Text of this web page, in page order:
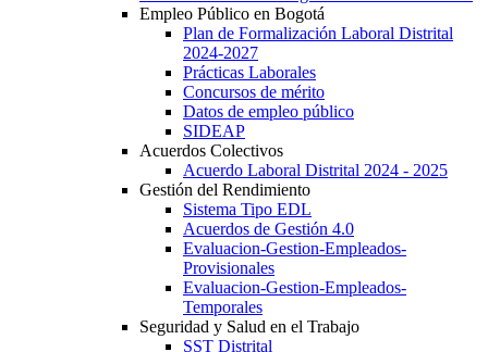
Empleo Público en Bogotá
Plan de Formalización Laboral Distrital
2024-2027
Prácticas Laborales
Concursos de mérito
Datos de empleo público
SIDEAP
Acuerdos Colectivos
Acuerdo Laboral Distrital 2024 - 2025
Gestión del Rendimiento
Sistema Tipo EDL
Acuerdos de Gestión 4.0
Evaluacion-Gestion-Empleados-
Provisionales
Evaluacion-Gestion-Empleados-
Temporales
Seguridad y Salud en el Trabajo
SST Distrital